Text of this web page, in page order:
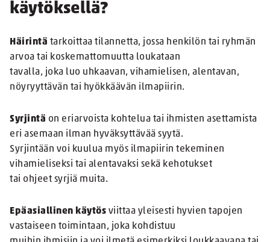
käytöksellä?
Häirintä tarkoittaa tilannetta, jossa henkilön tai ryhmän
arvoa tai koskemattomuutta loukataan
tavalla, joka luo uhkaavan, vihamielisen, alentavan,
nöyryyttävän tai hyökkäävän ilmapiirin.
Syrjintä on eriarvoista kohtelua tai ihmisten asettamista
eri asemaan ilman hyväksyttävää syytä.
Syrjintään voi kuulua myös ilmapiirin tekeminen
vihamieliseksi tai alentavaksi sekä kehotukset
tai ohjeet syrjiä muita.
Epäasiallinen käytös viittaa yleisesti hyvien tapojen
vastaiseen toimintaan, joka kohdistuu